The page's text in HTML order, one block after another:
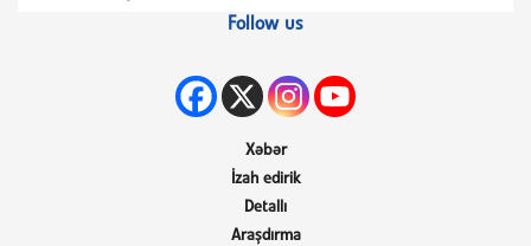
Follow us
Xəbər
İzah edirik
Detallı
Araşdırma